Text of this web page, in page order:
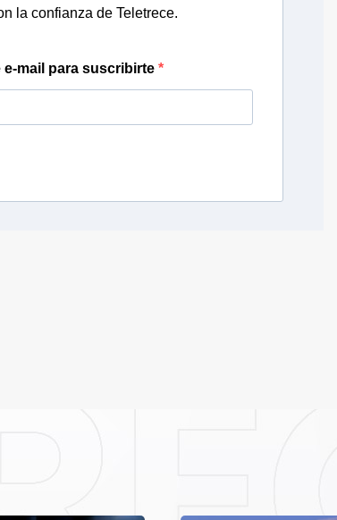
la confianza de Teletrece.
mail para suscribirte